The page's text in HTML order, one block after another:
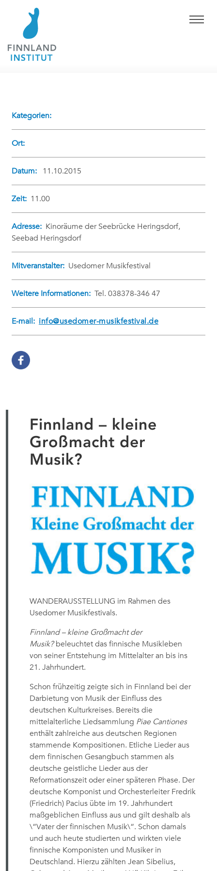
Kategorien:
Ort:
Datum: 11.10.2015
Zeit: 11.00
Adresse: Kinoräume der Seebrücke Heringsdorf,
Seebad Heringsdorf
Mitveranstalter: Usedomer Musikfestival
Weitere Informationen: Tel. 038378-346 47
E-mail: info@usedomer-musikfestival.de
Finnland – kleine
Großmacht der
Musik?
WANDERAUSSTELLUNG im Rahmen des
Usedomer Musikfestivals.
Finnland – kleine Großmacht der
Musik?beleuchtet das finnische Musikleben
von seiner Entstehung im Mittelalter an bis ins
21. Jahrhundert.
Schon frühzeitig zeigte sich in Finnland bei der
Darbietung von Musik der Einfluss des
deutschen Kulturkreises. Bereits die
mittelalterliche Liedsammlung Piae Cantiones
enthält zahlreiche aus deutschen Regionen
stammende Kompositionen. Etliche Lieder aus
dem finnischen Gesangbuch stammen als
deutsche geistliche Lieder aus der
Reformationszeit oder einer späteren Phase. Der
deutsche Komponist und Orchesterleiter Fredrik
(Friedrich) Pacius übte im 19. Jahrhundert
maßgeblichen Einfluss aus und gilt deshalb als
\“Vater der finnischen Musik\“. Schon damals
und auch heute studierten und wirkten viele
finnische Komponisten und Musiker in
Deutschland. Hierzu zählten Jean Sibelius,